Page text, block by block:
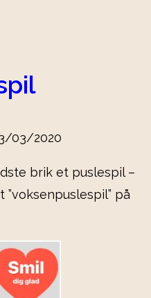
03/2020
brik et puslespil –
på